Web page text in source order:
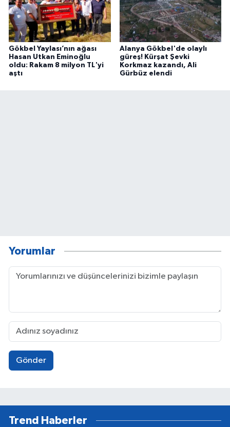
Gökbel Yaylası’nın ağası
Hasan Utkan Eminoğlu
oldu: Rakam 8 milyon TL'yi
aştı
Alanya Gökbel'de olaylı
güreş! Kürşat Şevki
Korkmaz kazandı, Ali
Gürbüz elendi
Yorumlar
Gönder
Trend Haberler